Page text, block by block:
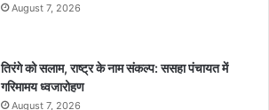
August 7, 2026
तिरंगे को सलाम, राष्ट्र के नाम संकल्प: ससहा पंचायत में
गरिमामय ध्वजारोहण
August 7, 2026